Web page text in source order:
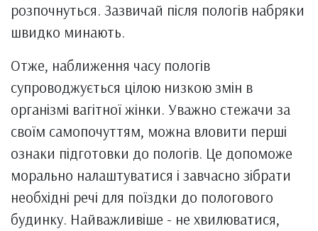
розпочнуться. Зазвичай після пологів набряки
швидко минають.
Отже, наближення часу пологів
супроводжується цілою низкою змін в
організмі вагітної жінки. Уважно стежачи за
своїм самопочуттям, можна вловити перші
ознаки підготовки до пологів. Це допоможе
морально налаштуватися і завчасно зібрати
необхідні речі для поїздки до пологового
будинку. Найважливіше - не хвилюватися,